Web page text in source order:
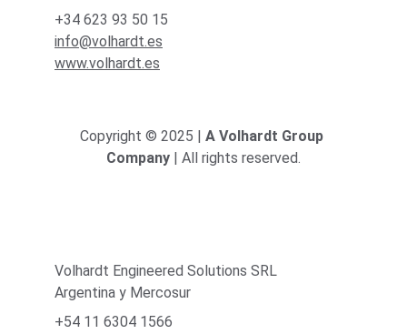
+34 623 93 50 15
info@volhardt.es
www.volhardt.es
Copyright © 2025 | A Volhardt Group
Company | All rights reserved.
Volhardt Engineered Solutions SRL
Argentina y Mercosur
+54 11 6304 1566